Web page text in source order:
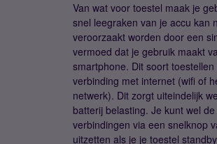
Van wat voor toestel maak je
snel leegraken van je accu kan
veroorzaakt worden door een
vermoed dat je gebruik maakt
smartphone. Dit soort toestellen
verbinding met internet (wifi of
netwerk). Dit zorgt uiteindelijk
batterij belasting. Je kunt wel
verbindingen via een snelknop
uitzetten als je je toestel